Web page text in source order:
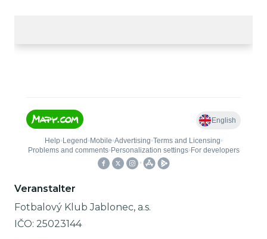
Veranstalter
Fotbalový Klub Jablonec, a.s.
IČO: 25023144